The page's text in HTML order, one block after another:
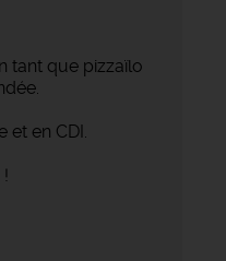
tant que pizzaïlo
et en CDI.